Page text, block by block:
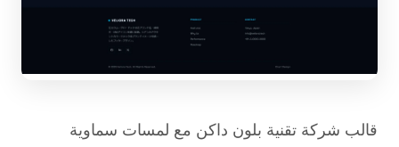
قالب شركة تقنية بلون داكن مع لمسات سماوية